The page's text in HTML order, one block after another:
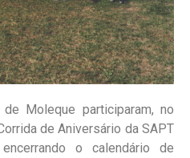
Moleque participaram, no
de Aniversário da SAPT
o calendário de